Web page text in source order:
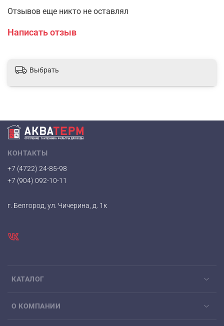
Отзывов еще никто не оставлял
Написать отзыв
Выбрать
КАТАЛОГ
О КОМПАНИИ
КОНТАКТЫ
+7 (4722) 24-85-98
+7 (904) 092-10-11
г. Белгород, ул. Чичерина, д. 1к